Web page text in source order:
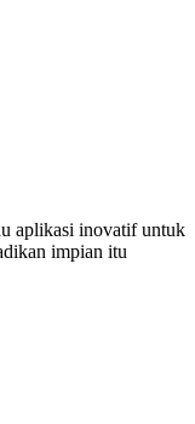
aplikasi inovatif untuk
impian itu